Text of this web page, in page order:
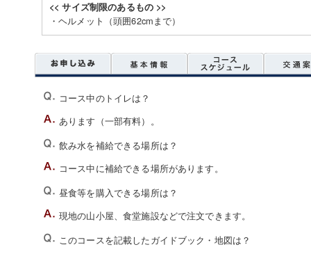
<< サイズ制限のあるもの >>
・ヘルメット（頭囲62cmまで）
コース中のトイレは？
あります（一部有料）。
飲み水を補給できる場所は？
コース中に補給できる場所があります。
昼食等を購入できる場所は？
現地の山小屋、食堂施設などで注文できます。
このコースを記載したガイドブック・地図は？